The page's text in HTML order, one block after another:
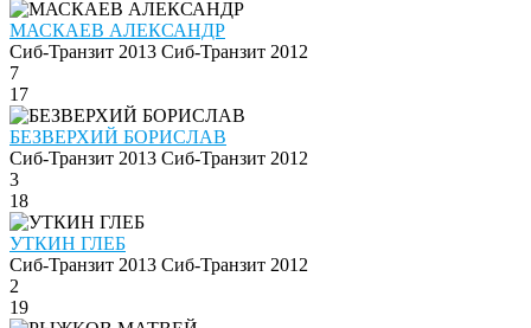
МАСКАЕВ АЛЕКСАНДР
Сиб-Транзит 2013 Сиб-Транзит 2012
7
17
БЕЗВЕРХИЙ БОРИСЛАВ
Сиб-Транзит 2013 Сиб-Транзит 2012
3
18
УТКИН ГЛЕБ
Сиб-Транзит 2013 Сиб-Транзит 2012
2
19